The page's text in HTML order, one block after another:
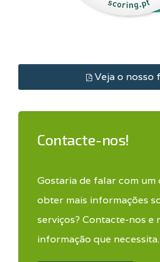
Veja o nosso
Contacte-nos!
Gostaria de falar com
obter mais informações
serviços? Contacte-nos e
informação que necessita.